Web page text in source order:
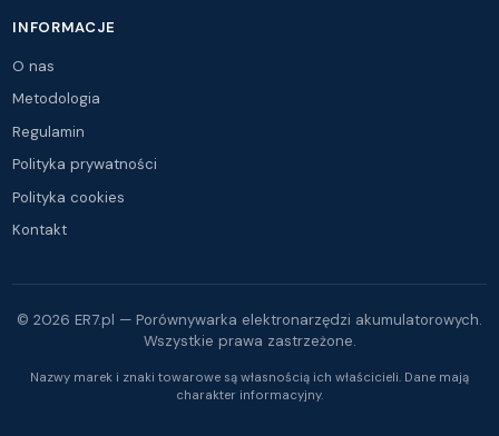
INFORMACJE
O nas
Metodologia
Regulamin
Polityka prywatności
Polityka cookies
Kontakt
© 2026 ER7.pl — Porównywarka elektronarzędzi akumulatorowych.
Wszystkie prawa zastrzeżone.
Nazwy marek i znaki towarowe są własnością ich właścicieli. Dane mają
charakter informacyjny.